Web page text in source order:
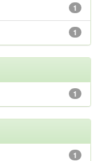
1
1
1
1